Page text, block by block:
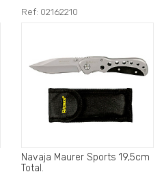
Ref: 02162210
Navaja Maurer Sports 19,5cm
Total.